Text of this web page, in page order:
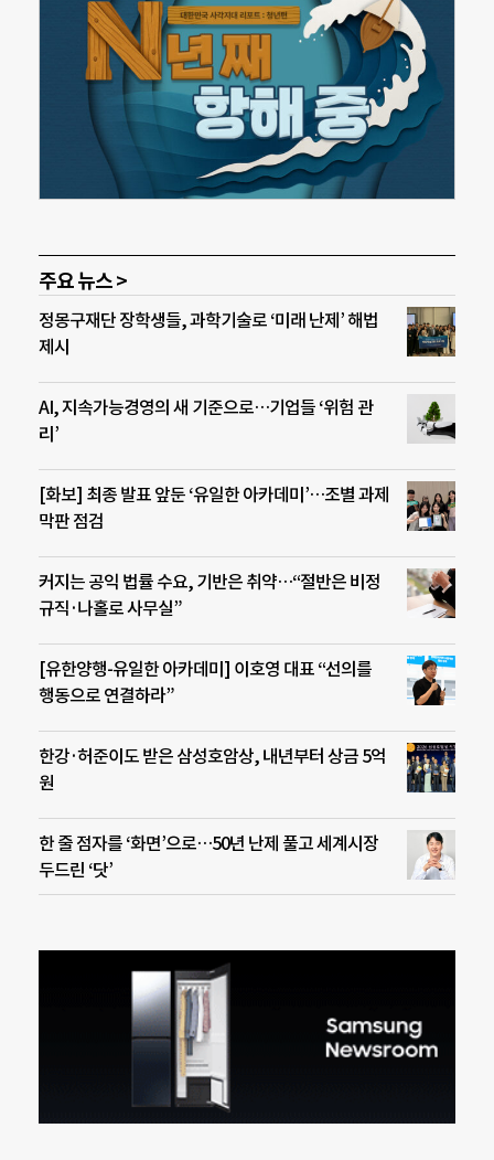
주요 뉴스 >
정몽구재단 장학생들, 과학기술로 ‘미래 난제’ 해법
제시
AI, 지속가능경영의 새 기준으로…기업들 ‘위험 관
리’
[화보] 최종 발표 앞둔 ‘유일한 아카데미’…조별 과제
막판 점검
커지는 공익 법률 수요, 기반은 취약…“절반은 비정
규직·나홀로 사무실”
[유한양행-유일한 아카데미] 이호영 대표 “선의를
행동으로 연결하라”
한강·허준이도 받은 삼성호암상, 내년부터 상금 5억
원
한 줄 점자를 ‘화면’으로…50년 난제 풀고 세계시장
두드린 ‘닷’